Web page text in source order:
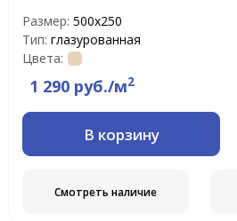
Размер: 500х250
Тип: глазурованная
Цвета:
1 290 руб./м2
В корзину
Смотреть наличие